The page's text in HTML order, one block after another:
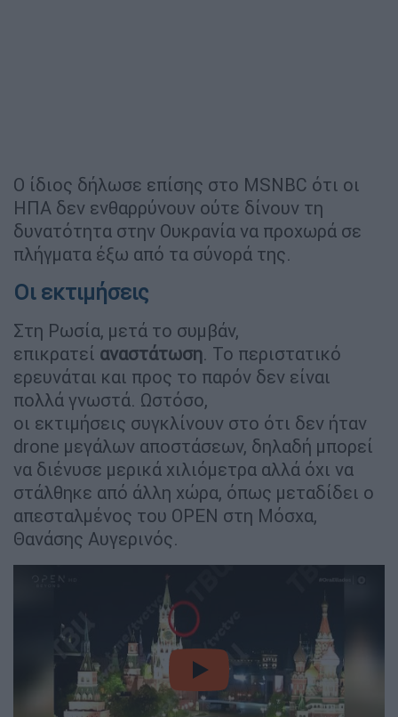
Ο ίδιος δήλωσε επίσης στο MSNBC ότι οι
ΗΠΑ δεν ενθαρρύνουν ούτε δίνουν τη
δυνατότητα στην Ουκρανία να προχωρά σε
πλήγματα έξω από τα σύνορά της.
Οι εκτιμήσεις
Στη Ρωσία, μετά το συμβάν,
επικρατεί αναστάτωση. Το περιστατικό
ερευνάται και προς το παρόν δεν είναι
πολλά γνωστά. Ωστόσο,
οι εκτιμήσεις συγκλίνουν στο ότι δεν ήταν
drone μεγάλων αποστάσεων, δηλαδή μπορεί
να διένυσε μερικά χιλιόμετρα αλλά όχι να
στάλθηκε από άλλη χώρα, όπως μεταδίδει ο
απεσταλμένος του OPEN στη Μόσχα,
Θανάσης Αυγερινός.
video